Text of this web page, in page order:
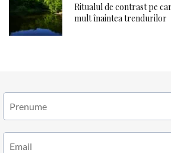
Ritualul de contrast pe
mult înaintea trendurilor